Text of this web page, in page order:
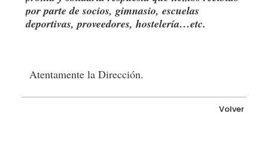
por parte de socios, gimnasio, escuelas
deportivas, proveedores, hostelería…etc.
Atentamente la Dirección.
Volver